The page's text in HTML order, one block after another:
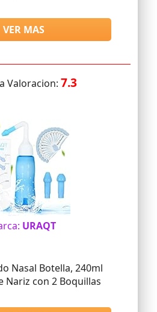
VER MAS
Valoracion: 7.3
URAQT
Nasal Botella, 240ml
Nariz con 2 Boquillas